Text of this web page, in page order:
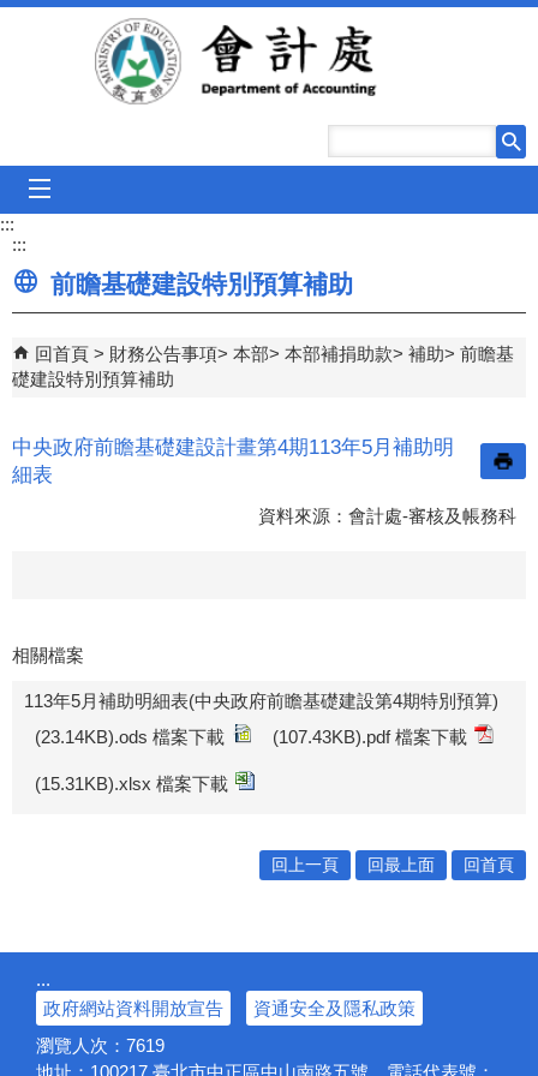
跳到主要內容區塊
:::
:::
前瞻基礎建設特別預算補助
回首頁 財務公告事項 本部 本部補捐助款 補助
前瞻基
礎建設特別預算補助
中央政府前瞻基礎建設計畫第4期113年5月補助明
細表
資料來源：會計處-審核及帳務科
相關檔案
113年5月補助明細表(中央政府前瞻基礎建設第4期特別預算)
(23.14KB).ods 檔案下載
(107.43KB).pdf 檔案下載
(15.31KB).xlsx 檔案下載
回上一頁 回最上面 回首頁
:::
政府網站資料開放宣告
資通安全及隱私政策
瀏覽人次： 7619